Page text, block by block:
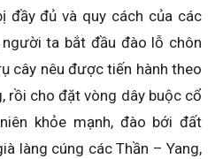
đầy đủ và quy cách của các
ta bắt đầu đào lỗ chôn
cây nêu được tiến hành theo
rồi cho đặt vòng dây buộc cổ
khỏe mạnh, đào bới đất
làng cúng các Thần – Yang,